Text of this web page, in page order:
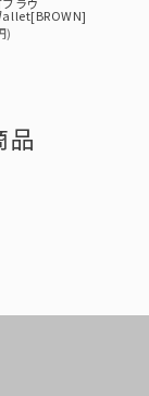
)
品